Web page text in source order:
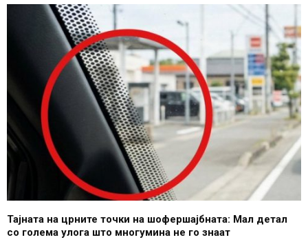
Тајната на црните точки на шофершајбната: Мал детал
со голема улога што многумина не го знаат